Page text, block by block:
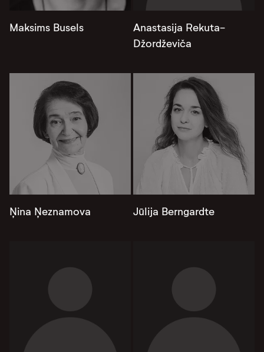
Maksims Busels
Anastasija Rekuta-
Džordževiča
Ņina Ņeznamova Jūlija Berngardte